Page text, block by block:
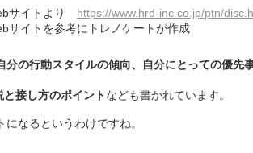
サイトより https://www.hrd-inc.co.jp/ptn/
参考にトレノケートが作成
分の行動スタイルの傾向、自分にとっての優先
接し方のポイントなども書かれています。
なるというわけですね。